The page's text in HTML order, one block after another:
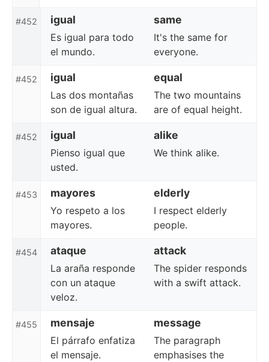
#452 igual same
Es igual para todo
el mundo.
It's the same for
everyone.
#452 igual equal
Las dos montañas
son de igual altura.
The two mountains
are of equal height.
#452 igual alike
Pienso igual que
usted.
We think alike.
#453 mayores elderly
Yo respeto a los
mayores.
I respect elderly
people.
#454 ataque attack
La araña responde
con un ataque
veloz.
The spider responds
with a swift attack.
#455 mensaje message
El párrafo enfatiza
el mensaje.
The paragraph
emphasises the